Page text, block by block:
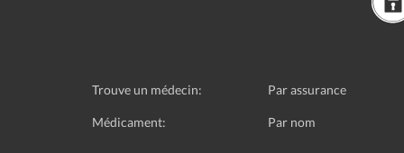
Trouve un médecin: Par assurance
Médicament: Par nom